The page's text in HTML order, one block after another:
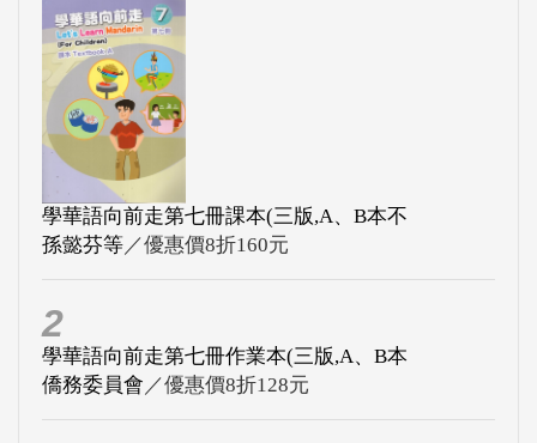
學華語向前走第七冊課本(三版,A、B本不
孫懿芬等／優惠價8折160元
2
學華語向前走第七冊作業本(三版,A、B本
僑務委員會 ／優惠價8折128元